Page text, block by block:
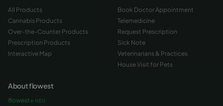
All Products
Cannabis Products
Over-the-Counter Products
Prescription Products
Interactive Map
Book Doctor Appointment
Telemedicine
Request Prescription
Sick Note
Veterinarians & Practices
House Visit for Pets
About flowest
flowest+ NEU